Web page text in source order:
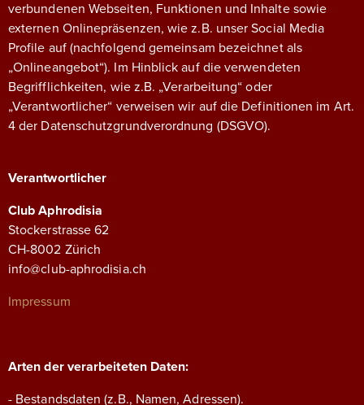
verbundenen Webseiten, Funktionen und Inhalte sowie
externen Onlinepräsenzen, wie z.B. unser Social Media
Profile auf (nachfolgend gemeinsam bezeichnet als
„Onlineangebot“). Im Hinblick auf die verwendeten
Begrifflichkeiten, wie z.B. „Verarbeitung“ oder
„Verantwortlicher“ verweisen wir auf die Definitionen im Art.
4 der Datenschutzgrundverordnung (DSGVO).
Verantwortlicher
Club Aphrodisia
Stockerstrasse 62
CH-8002 Zürich
info@club-aphrodisia.ch
Impressum
Arten der verarbeiteten Daten:
- Bestandsdaten (z.B., Namen, Adressen).